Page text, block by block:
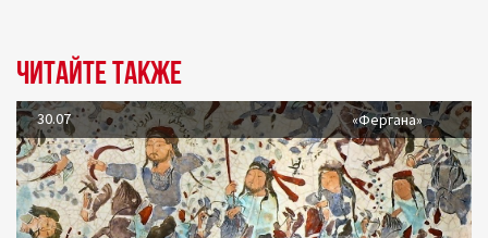
Читайте также
30.07 «Фергана»